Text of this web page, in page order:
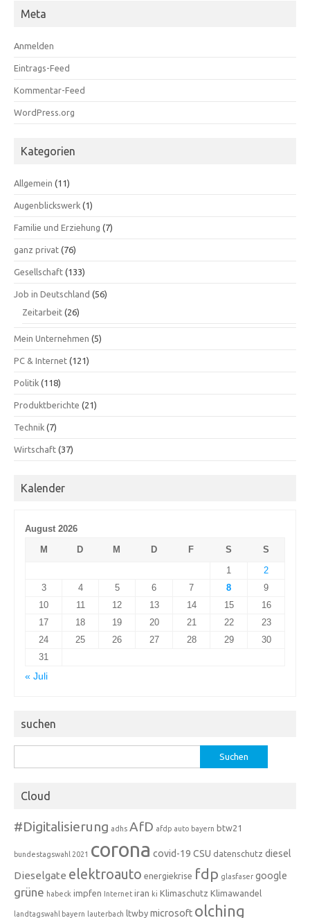
Meta
Anmelden
Eintrags-Feed
Kommentar-Feed
WordPress.org
Kategorien
Allgemein (11)
Augenblickswerk (1)
Familie und Erziehung (7)
ganz privat (76)
Gesellschaft (133)
Job in Deutschland (56)
Zeitarbeit (26)
Mein Unternehmen (5)
PC & Internet (121)
Politik (118)
Produktberichte (21)
Technik (7)
Wirtschaft (37)
Kalender
August 2026
M
D M D F S
S
1
2
3
4 5 6 7 8
9
10
11 12 13 14 15
16
17
18 19 20 21 22
23
24
25 26 27 28 29
30
31
« Juli
suchen
nach:
Cloud
#Digitalisierung adhs AfD afdp auto bayern btw21
bundestagswahl 2021 corona covid-19 CSU datenschutz diesel
Dieselgate elektroauto energiekrise fdp glasfaser google
grüne habeck impfen Internet iran ki Klimaschutz Klimawandel
landtagswahl bayern lauterbach ltwby microsoft olching